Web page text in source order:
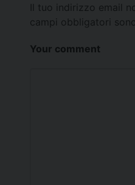
Il tuo indirizzo email
campi obbligatori
Your comment